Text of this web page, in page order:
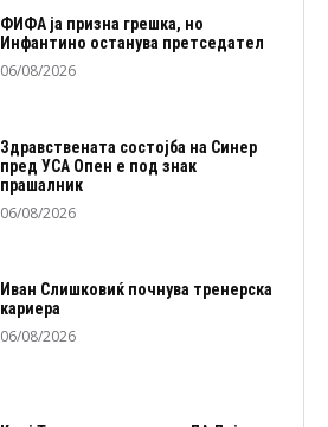
ФИФА ја призна грешка, но
Инфантино останува претседател
06/08/2026
Здравствената состојба на Синер
пред УСА Опен е под знак
прашалник
06/08/2026
Иван Слишковиќ почнува тренерска
кариера
06/08/2026